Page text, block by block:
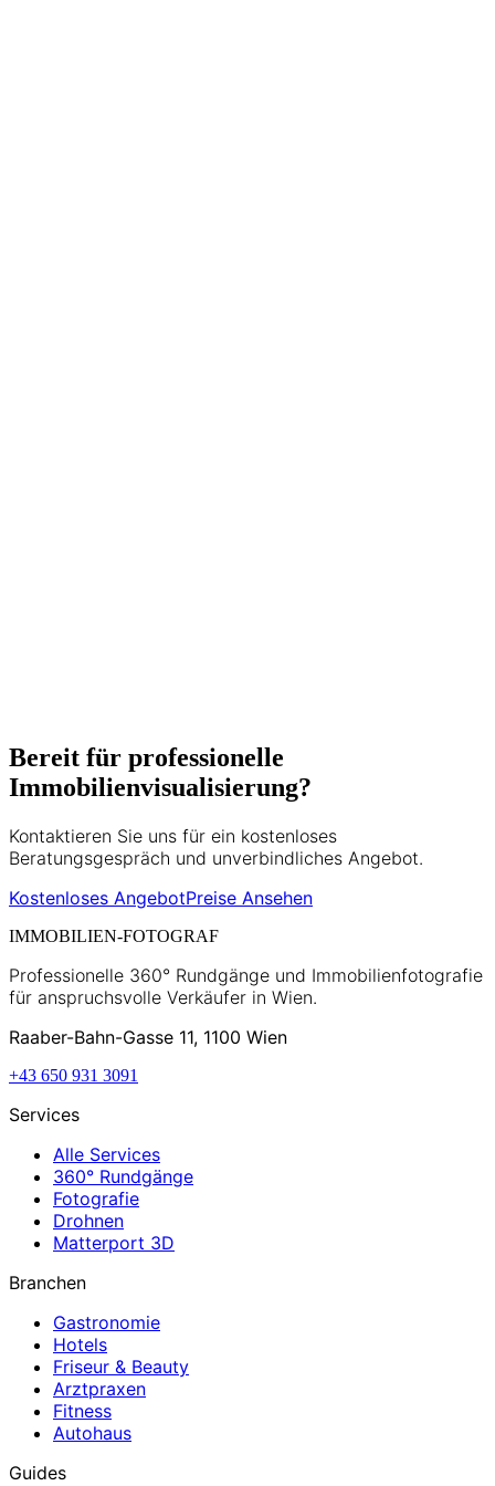
Bereit für professionelle
Immobilienvisualisierung?
Kontaktieren Sie uns für ein kostenloses
Beratungsgespräch und unverbindliches Angebot.
Kostenloses AngebotPreise Ansehen
IMMOBILIEN-FOTOGRAF
Professionelle 360° Rundgänge und Immobilienfotografie
für anspruchsvolle Verkäufer in Wien.
Raaber-Bahn-Gasse 11, 1100 Wien
+43 650 931 3091
Services
Alle Services
360° Rundgänge
Fotografie
Drohnen
Matterport 3D
Branchen
Gastronomie
Hotels
Friseur & Beauty
Arztpraxen
Fitness
Autohaus
Guides